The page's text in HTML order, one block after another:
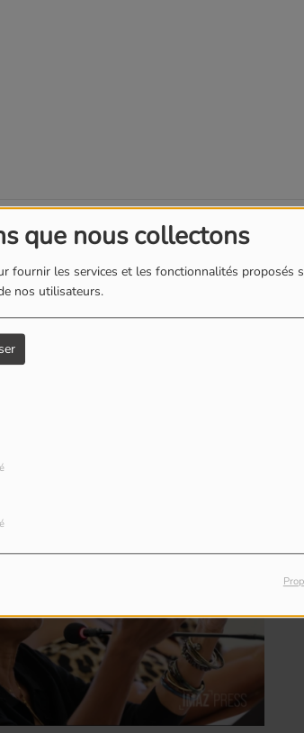
que nous collectons
fournir les services et les fonctionnalités proposés
nos utilisateurs.
2026. Si le match a été
dans les deux périodes face à
à la 55e de Mendes